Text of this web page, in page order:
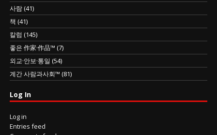
사람(41)
책 (41)
칼럼 (145)
좋은 作家·作品™ (7)
외교·안보·통일 (54)
계간 사람과사회™ (81)
Log In
Log in
Entries feed